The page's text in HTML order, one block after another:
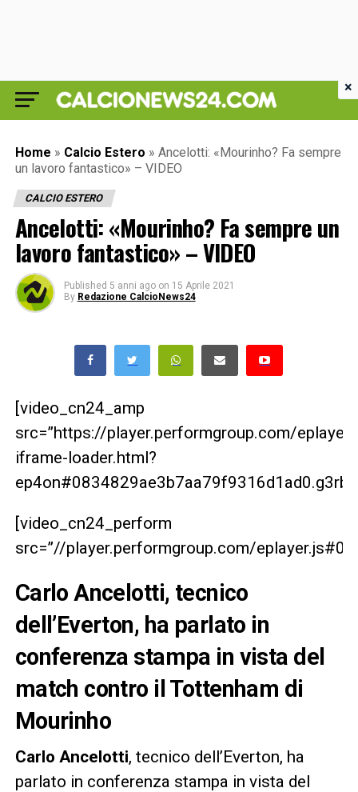
Home » Calcio Estero » Ancelotti: «Mourinho? Fa sempre
un lavoro fantastico» – VIDEO
CALCIO ESTERO
Ancelotti: «Mourinho? Fa sempre un
lavoro fantastico» – VIDEO
Published 5 anni ago on 15 Aprile 2021
By Redazione CalcioNews24
[video_cn24_amp
src=”https://player.performgroup.com/
iframe-loader.html?
[video_cn24_perform
src=”//player.performgroup.com/
Carlo Ancelotti, tecnico
dell’Everton, ha parlato in
conferenza stampa in vista del
match contro il Tottenham di
Mourinho
Carlo Ancelotti, tecnico dell’Everton, ha
parlato in conferenza stampa in vista del
×